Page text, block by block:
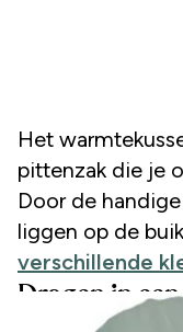
Het
pittenzak die je
Door de
liggen op de
verschillende
Dragen in